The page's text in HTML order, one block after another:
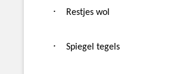
· Restjes wol
· Spiegel tegels